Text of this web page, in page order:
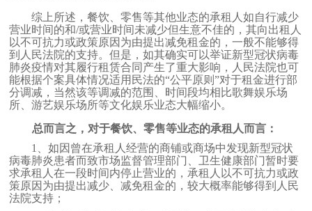
综上所述，餐饮、零售等其他业态的承租人如自行减少
营业时间的和/或营业时间未减少但生意不佳的，其向出租人
以不可抗力或政策原因为由提出减免租金的，一般不能够得
到人民法院的支持。但是，如其确实可以举证新型冠状病毒
肺炎疫情对其履行租赁合同产生了重大影响，人民法院也可
能根据个案具体情况适用民法的“公平原则”对于租金进行部
分调减，当然该等调减的范围、时间段均相比歌舞娱乐场
所、游艺娱乐场所等文化娱乐业态大幅缩小。
总而言之，对于餐饮、零售等业态的承租人而言：
1、如因曾在承租人经营的商铺或商场中发现新型冠状
病毒肺炎患者而致市场监督管理部门、卫生健康部门暂时要
求承租人在一段时间内停止营业的，承租人以不可抗力或政
策原因为由提出减少、减免租金的，较大概率能够得到人民
法院支持；